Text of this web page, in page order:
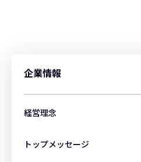
企業情報
経営理念
トップメッセージ